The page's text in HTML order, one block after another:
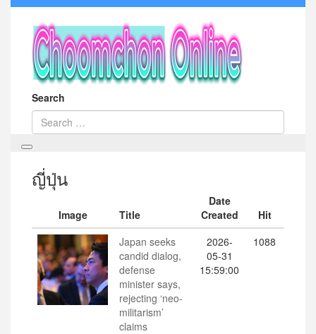
Search
ญี่ปุ่น
Image Title
Date
Created
Hit
Japan seeks
candid dialog,
defense
minister says,
rejecting ‘neo-
militarism’
claims
2026-
05-31
15:59:00
1088